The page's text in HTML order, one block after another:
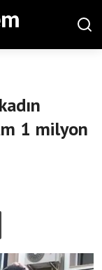
1 milyon